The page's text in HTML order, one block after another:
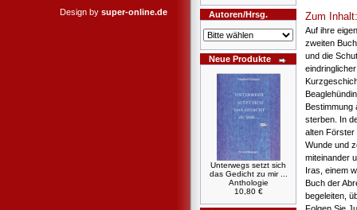
Design by super-online.de Autoren/Hrsg.
Neue Produkte
Unterwegs setzt sich
das Gedicht zu mir ...
Anthologie
10,80 €
Zum Inhalt:
Auf ihre
zweiten
und die
sterben. In
alten Förster
Wunde und
miteinander
Iras, einem
Buch der
begeleiten,